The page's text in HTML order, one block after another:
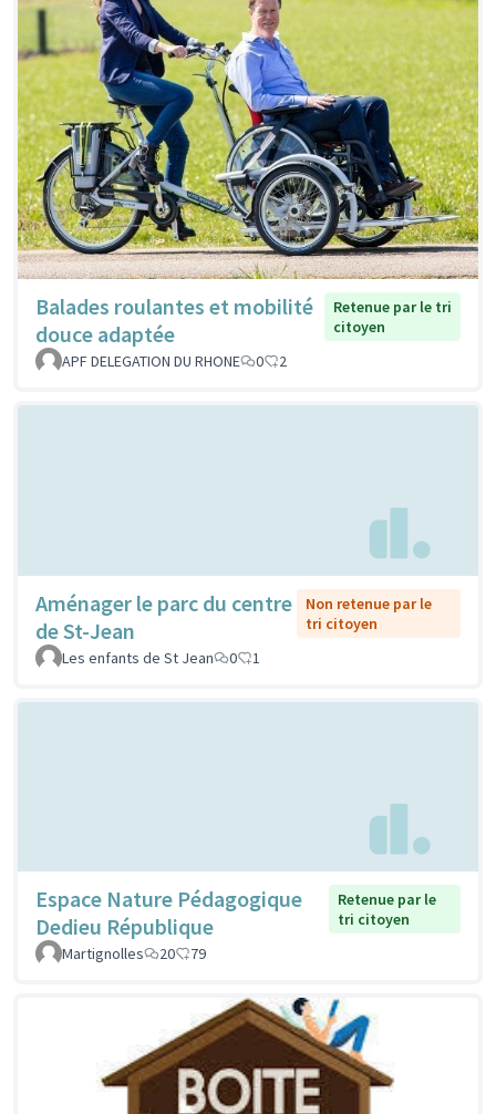
Balades roulantes et mobilité
douce adaptée
Retenue par le tri
citoyen
APF DELEGATION DU RHONE
0 2
Aménager le parc du centre
de St-Jean
Non retenue par le
tri citoyen
Les enfants de St Jean
0 1
Espace Nature Pédagogique
Dedieu République
Retenue par le
tri citoyen
Martignolles
20 79